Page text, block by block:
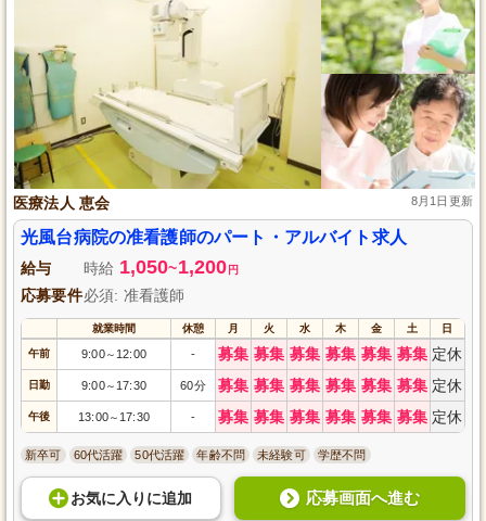
医療法人 恵会 8月1日更新
光風台病院の准看護師のパート・アルバイト求人
給与 時給 1,050~1,200 円
応募要件必須: 准看護師
就業時間 休憩 月 火 水 木 金 土 日
午前 9:00～ 12:00 - 募集 募集 募集 募集 募集 募集 定休
日勤 9:00～ 17:30 60分 募集 募集 募集 募集 募集 募集 定休
午後 13:00～ 17:30 - 募集 募集 募集 募集 募集 募集 定休
新卒可 60代活躍 50代活躍 年齢不問 未経験可 学歴不問
お気に入り に追加 応募画面へ進む